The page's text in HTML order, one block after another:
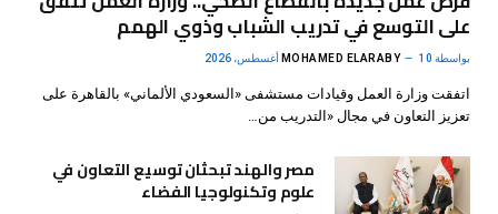
على التوسع في تدريب الشباب وذوي الهمم
بواسطة MOHAMED ELARABY 10 أغسطس، 2026
اتفقت وزارة العمل وقيادات مستشفى «السعودي الألماني» بالقاهرة على
تعزيز التعاون في مجال «التدريب من…
مصر والهند تبحثان توسيع التعاون في
علوم وتكنولوجيا الفضاء